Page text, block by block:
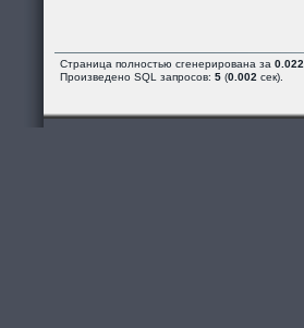
Страница полностью сгенерирована за 0.022
Произведено SQL запросов: 5 (0.002 сек).